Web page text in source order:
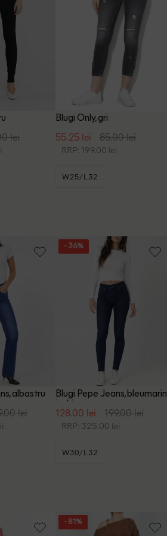
lei
Blugi Only, gri
55.25 lei 85.00 lei
RRP: 199.00 lei
W25/L32
albastru
lei
- 36%
Blugi Pepe Jeans, bleumarin
inchis
128.00 lei 199.00 lei
RRP: 325.00 lei
W30/L32
- 81%